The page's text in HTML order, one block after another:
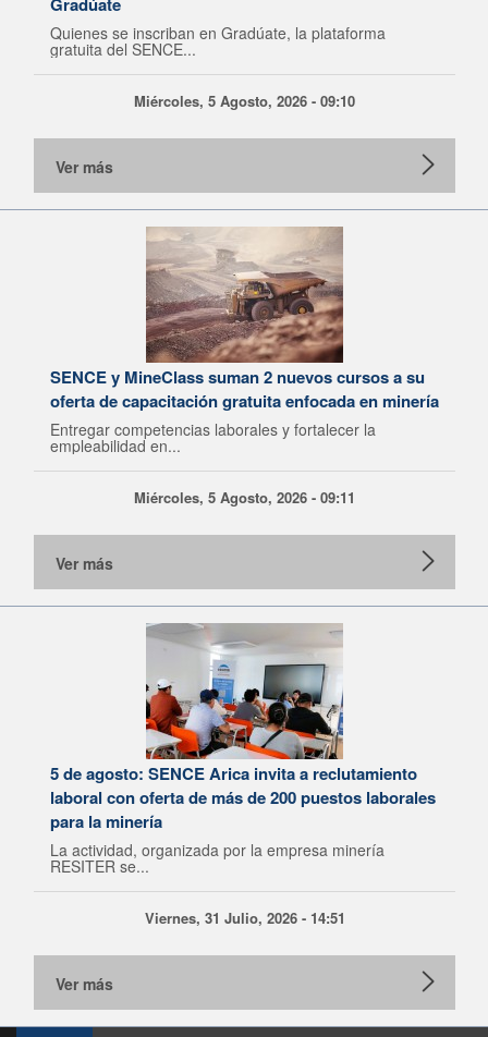
Quienes se inscriban en Gradúate, la plataforma
gratuita del SENCE...
Miércoles, 5 Agosto, 2026 - 09:10
Ver más
SENCE y MineClass suman 2 nuevos cursos a su
oferta de capacitación gratuita enfocada en minería
Entregar competencias laborales y fortalecer la
empleabilidad en...
Miércoles, 5 Agosto, 2026 - 09:11
Ver más
5 de agosto: SENCE Arica invita a reclutamiento
laboral con oferta de más de 200 puestos laborales
para la minería
La actividad, organizada por la empresa minería
RESITER se...
Viernes, 31 Julio, 2026 - 14:51
Ver más